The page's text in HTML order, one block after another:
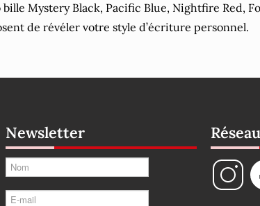
Mystery Black, Pacific Blue, Nightfire Red,
de révéler votre style d’écriture personnel.
Newsletter